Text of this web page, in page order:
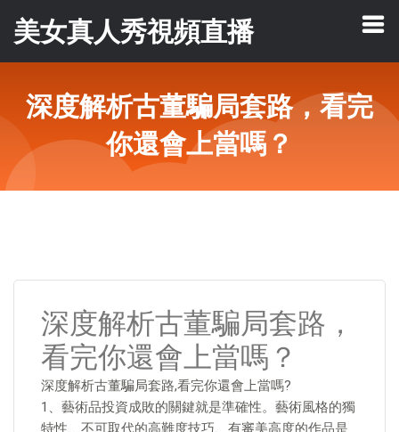
美女真人秀視頻直播
深度解析古董騙局套路，看完
你還會上當嗎？
深度解析古董騙局套路，
看完你還會上當嗎？
深度解析古董騙局套路,看完你還會上當嗎?
1、藝術品投資成敗的關鍵就是準確性。藝術風格的獨
特性、不可取代的高難度技巧、有審美高度的作品是